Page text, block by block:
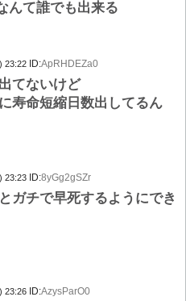
んて誰でも出来る
23:22 ID:ApRHDEZa0
てないけど
寿命短縮日数出してるん
23:23 ID:8yGg2gSZr
ガチで早死するようにでき
23:26 ID:AzysParO0